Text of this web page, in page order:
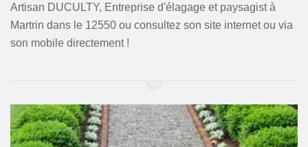
Artisan DUCULTY, Entreprise d'élagage et paysagist à
Martrin dans le 12550 ou consultez son site internet ou via
son mobile directement !